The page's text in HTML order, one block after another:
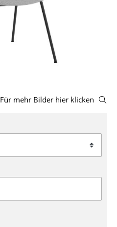
Für mehr Bilder hier klicken